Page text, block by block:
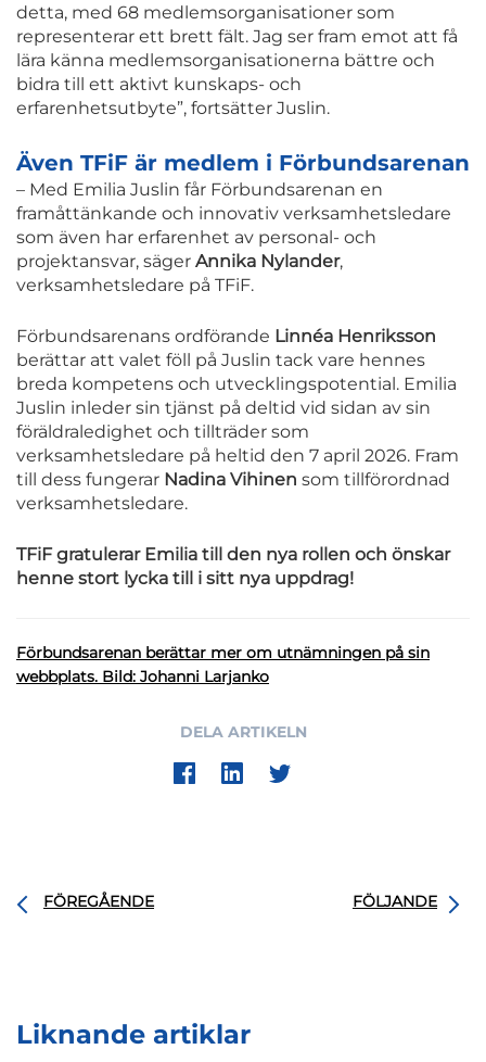
detta, med 68 medlemsorganisationer som
representerar ett brett fält. Jag ser fram emot att få
lära känna medlemsorganisationerna bättre och
bidra till ett aktivt kunskaps- och
erfarenhetsutbyte”, fortsätter Juslin.
Även TFiF är medlem i Förbundsarenan
– Med Emilia Juslin får Förbundsarenan en
framåttänkande och innovativ verksamhetsledare
som även har erfarenhet av personal- och
projektansvar, säger Annika Nylander,
verksamhetsledare på TFiF.
Förbundsarenans ordförande Linnéa Henriksson
berättar att valet föll på Juslin tack vare hennes
breda kompetens och utvecklingspotential. Emilia
Juslin inleder sin tjänst på deltid vid sidan av sin
föräldraledighet och tillträder som
verksamhetsledare på heltid den 7 april 2026. Fram
till dess fungerar Nadina Vihinen som tillförordnad
verksamhetsledare.
TFiF gratulerar Emilia till den nya rollen och önskar
henne stort lycka till i sitt nya uppdrag!
Förbundsarenan berättar mer om utnämningen på sin
webbplats. Bild: Johanni Larjanko
DELA ARTIKELN
FÖREGÅENDE FÖLJANDE
Liknande artiklar